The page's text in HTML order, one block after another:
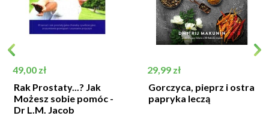
Cena
49,00 zł
Rak Prostaty...? Jak
Możesz sobie pomóc -
Dr L.M. Jacob
Cena
29,99 zł
Gorczyca, pieprz i ostra
papryka leczą